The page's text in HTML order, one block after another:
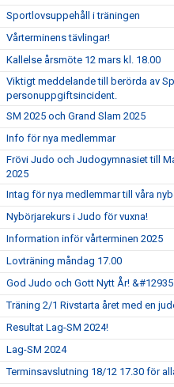
Sportlovsuppehåll i träningen
Vårterminens tävlingar!
Kallelse årsmöte 12 mars kl. 18.00
Viktigt meddelande till berörda av
personuppgiftsincident.
SM 2025 och Grand Slam 2025
Info för nya medlemmar
Frövi Judo och Judogymnasiet till
2025
Intag för nya medlemmar till våra
Nybörjarekurs i Judo för vuxna!
Information inför vårterminen 2025
Lovträning måndag 17.00
God Judo och Gott Nytt År!
Träning 2/1 Rivstarta året med en
Resultat Lag-SM 2024!
Lag-SM 2024
Terminsavslutning 18/12 17.30 för